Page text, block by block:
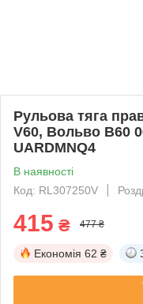
Рульова тяга
V60, Вольво В60
UARDMNQ4
В наявності
Код: RL307250V
415 ₴ 477 ₴
Економія 62 ₴